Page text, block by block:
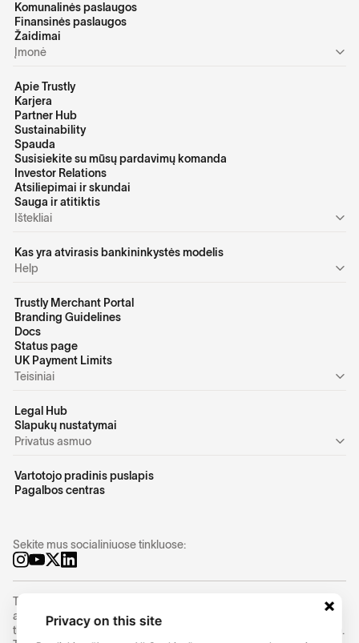
Komunalinės paslaugos
Finansinės paslaugos
Žaidimai
Įmonė
Apie Trustly
Karjera
Partner Hub
Sustainability
Spauda
Susisiekite su mūsų pardavimų komanda
Investor Relations
Atsiliepimai ir skundai
Sauga ir atitiktis
Ištekliai
Kas yra atvirasis bankininkystės modelis
Help
Trustly Merchant Portal
Branding Guidelines
Docs
Status page
UK Payment Limits
Teisiniai
Legal Hub
Slapukų nustatymai
Privatus asmuo
Vartotojo pradinis puslapis
Pagalbos centras
Sekite mus socialiniuose tinkluose:
Trustly Group AB (corporate identity number
) is an
authorized Swedish payment institution under the supervision of
the Swedish Financial Supervisory Authority (Finansinspektionen).
Privacy on this site